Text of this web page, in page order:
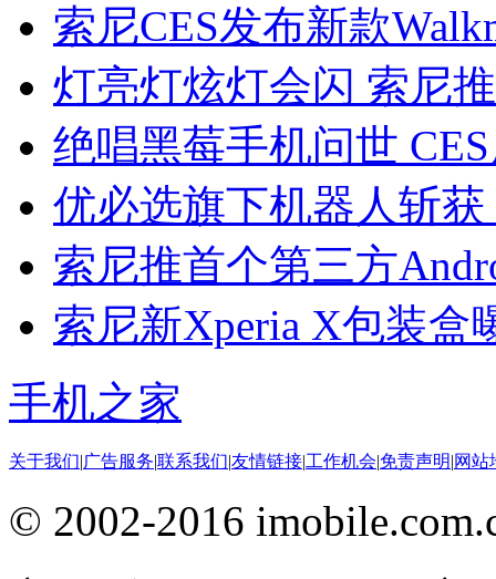
索尼CES发布新款
灯亮灯炫灯会闪 索尼
绝唱黑莓手机问世
优必选旗下机器人斩获
索尼推首个第三方
索尼新Xperia X包装盒
手机之家
关于我们|广告服务|联系我们|友情链接|工作机会|免责声明|网站
© 2002-2016